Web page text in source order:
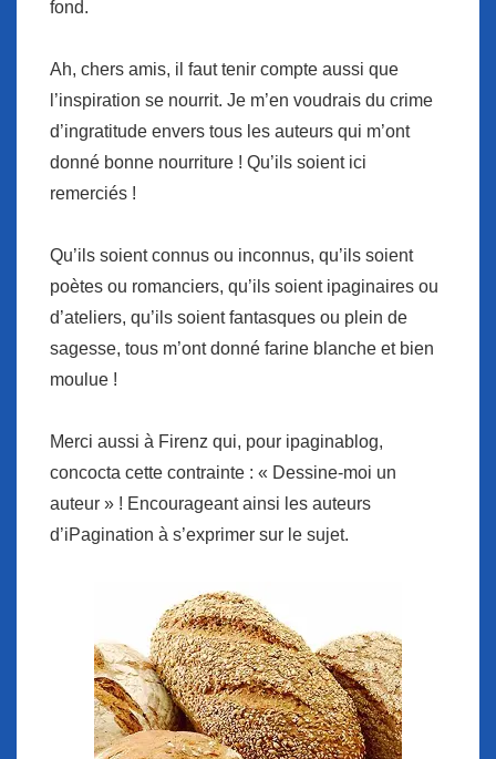
fond.
Ah, chers amis, il faut tenir compte aussi que
l’inspiration se nourrit. Je m’en voudrais du crime
d’ingratitude envers tous les auteurs qui m’ont
donné bonne nourriture ! Qu’ils soient ici
remerciés !
Qu’ils soient connus ou inconnus, qu’ils soient
poètes ou romanciers, qu’ils soient ipaginaires ou
d’ateliers, qu’ils soient fantasques ou plein de
sagesse, tous m’ont donné farine blanche et bien
moulue !
Merci aussi à Firenz qui, pour ipaginablog,
concocta cette contrainte : « Dessine-moi un
auteur » ! Encourageant ainsi les auteurs
d’iPagination à s’exprimer sur le sujet.